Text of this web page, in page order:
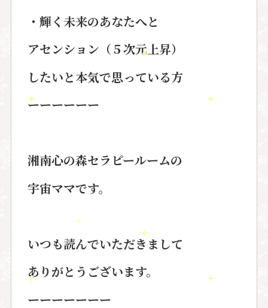
・輝く未来のあなたへと
アセンション（５次元上昇）
したいと本気で思っている方
ーーーーーー
湘南心の森セラピールームの
宇宙ママです。
いつも読んでいただきまして
ありがとうございます。
ーーーーーーー